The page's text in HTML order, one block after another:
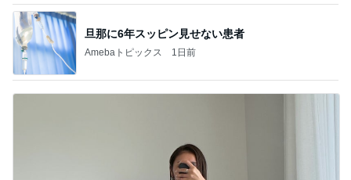
旦那に6年スッピン見せない患者
Amebaトピックス 1日前